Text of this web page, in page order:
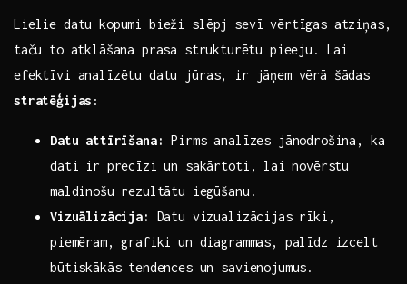
Lielie datu​ kopumi bieži slēpj sevī‌ vērtīgas atziņas,
⁢taču to atklāšana prasa⁣ strukturētu pieeju. Lai
efektīvi ‌analīzētu datu jūras, ir jāņem ‌vērā šādas
stratēģijas :
Datu‍ attīrīšana: Pirms analīzes jānodrošina, ka
dati​ ir precīzi‌ un sakārtoti,⁤ lai novērstu
maldinošu rezultātu iegūšanu.
Vizuālizācija:
Datu vizualizācijas rīki,
piemēram, grafiki un diagrammas, palīdz izcelt
būtiskākās tendences un savienojumus.